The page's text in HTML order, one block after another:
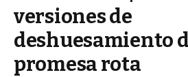
versiones de
deshuesamiento
promesa rota